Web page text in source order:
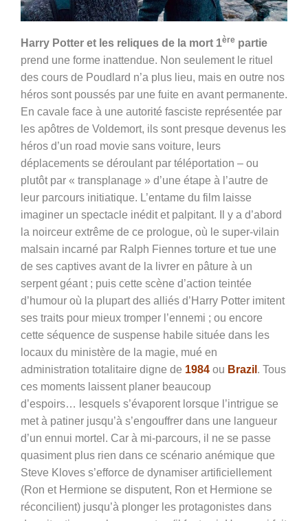
Harry Potter et les reliques de la mort 1ère partie
prend une forme inattendue. Non seulement le rituel
des cours de Poudlard n’a plus lieu, mais en outre nos
héros sont poussés par une fuite en avant permanente.
En cavale face à une autorité fasciste représentée par
les apôtres de Voldemort, ils sont presque devenus les
héros d’un road movie sans voiture, leurs
déplacements se déroulant par téléportation – ou
plutôt par « transplanage » d’une étape à l’autre de
leur parcours initiatique. L’entame du film laisse
imaginer un spectacle inédit et palpitant. Il y a d’abord
la noirceur extrême de ce prologue, où le super-vilain
malsain incarné par Ralph Fiennes torture et tue une
de ses captives avant de la livrer en pâture à un
serpent géant ; puis cette scène d’action teintée
d’humour où la plupart des alliés d’Harry Potter imitent
ses traits pour mieux tromper l’ennemi ; ou encore
cette séquence de suspense habile située dans les
locaux du ministère de la magie, mué en
administration totalitaire digne de 1984 ou Brazil . Tous
ces moments laissent planer beaucoup
d’espoirs… lesquels s’évaporent lorsque l’intrigue se
met à patiner jusqu’à s’engouffrer dans une langueur
d’un ennui mortel. Car à mi-parcours, il ne se passe
quasiment plus rien dans ce scénario anémique que
Steve Kloves s’efforce de dynamiser artificiellement
(Ron et Hermione se disputent, Ron et Hermione se
réconcilient) jusqu’à plonger les protagonistes dans